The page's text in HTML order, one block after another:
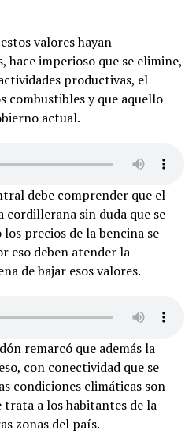
valores hayan
hace imperioso que se elimine,
productivas, el
combustibles y que aquello
actual.
debe comprender que el
cordillerana sin duda que se
precios de la bencina se
eso deben atender la
de bajar esos valores.
remarcó que además la
con conectividad que se
condiciones climáticas son
trata a los habitantes de la
zonas del país.